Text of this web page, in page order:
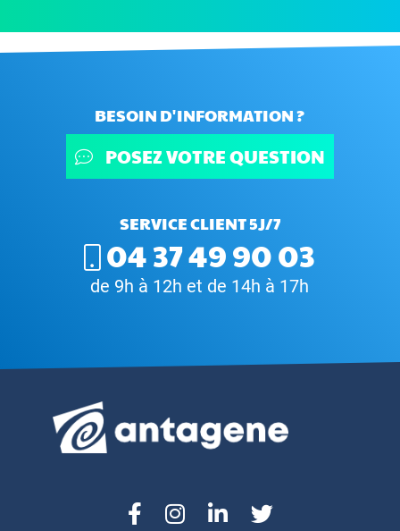
BESOIN D'INFORMATION ?
POSEZ VOTRE QUESTION
SERVICE CLIENT 5J/7
04 37 49 90 03
de 9h à 12h et de 14h à 17h